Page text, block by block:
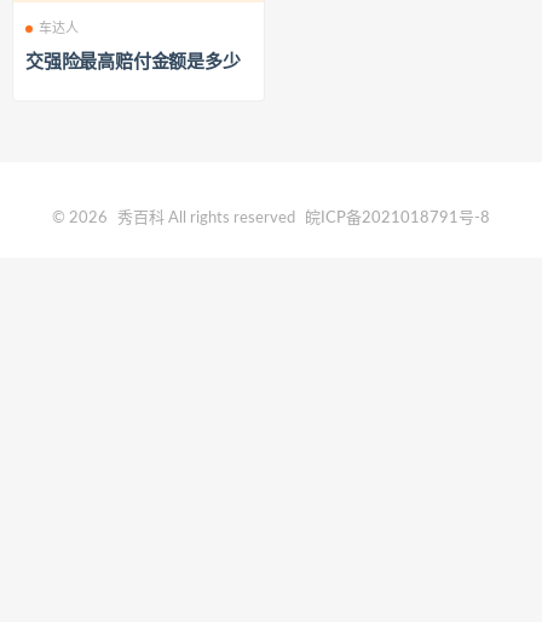
车达人
交强险最高赔付金额是多少
© 2026 秀百科 All rights reserved 皖ICP备2021018791号-8